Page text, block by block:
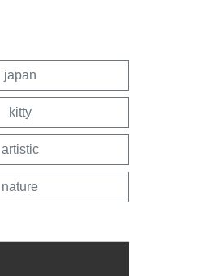
japan
kitty
artistic
nature